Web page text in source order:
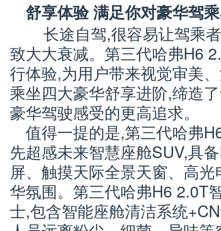
舒享体验 满足你对豪华驾
长途自驾,很容易让驾乘
致大大衰减。第三代哈弗H6
行体验,为用户带来视觉审美
乘坐四大豪华舒享进阶,缔造
豪华驾驶感受的更高追求。
值得一提的是,第三代哈弗
先超感未来智慧座舱SUV,具
屏、触摸天际全景天窗、高
华氛围。第三代哈弗H6 2.0T
士,包含智能座舱清洁系统